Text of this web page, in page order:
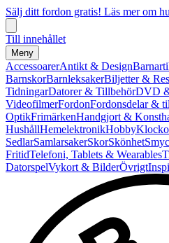
Sälj ditt fordon gratis! Läs mer om
Till innehållet
Meny
AccessoarerAntikt & Design
BarnskorBarnleksakerBiljetter &
TidningarDatorer & TillbehörDVD
VideofilmerFordonFordonsdelar &
OptikFrimärkenHandgjort &
HushållHemelektronikHobby
SedlarSamlarsakerSkorSkönhet
FritidTelefoni, Tablets & Wearables
DatorspelVykort & BilderÖvrigt